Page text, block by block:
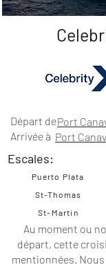
Départ de
Arrivée à
Port
Port
Escales:
Puerto Plata
St-Thomas
St-Martin
Au moment ou
départ, cette
mentionnées.